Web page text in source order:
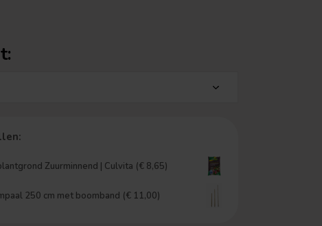
Zuurminnend | Culvita (€ 8,65)
250 cm met boomband (€ 11,00)